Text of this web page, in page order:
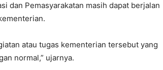
dan Pemasyarakatan masih dapat berjalan
atau tugas kementerian tersebut yang
normal,” ujarnya.